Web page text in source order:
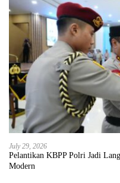
July 29, 2026
Pelantikan KBPP Polri Jadi
Modern